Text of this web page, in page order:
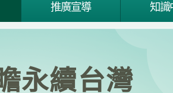
推廣宣導 知識
永續台灣